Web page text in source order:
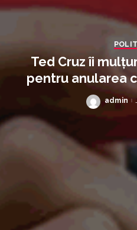
Ted Cruz îi
pentru anularea
Posted
admin